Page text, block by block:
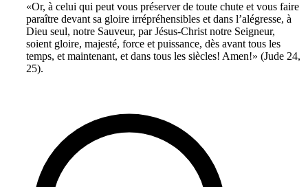
«Or, à celui qui peut vous préserver de toute chute et vous faire
paraître devant sa gloire irrépréhensibles et dans l’alégresse, à
Dieu seul, notre Sauveur, par Jésus-Christ notre Seigneur,
soient gloire, majesté, force et puissance, dès avant tous les
temps, et maintenant, et dans tous les siècles! Amen!» (Jude 24,
25).